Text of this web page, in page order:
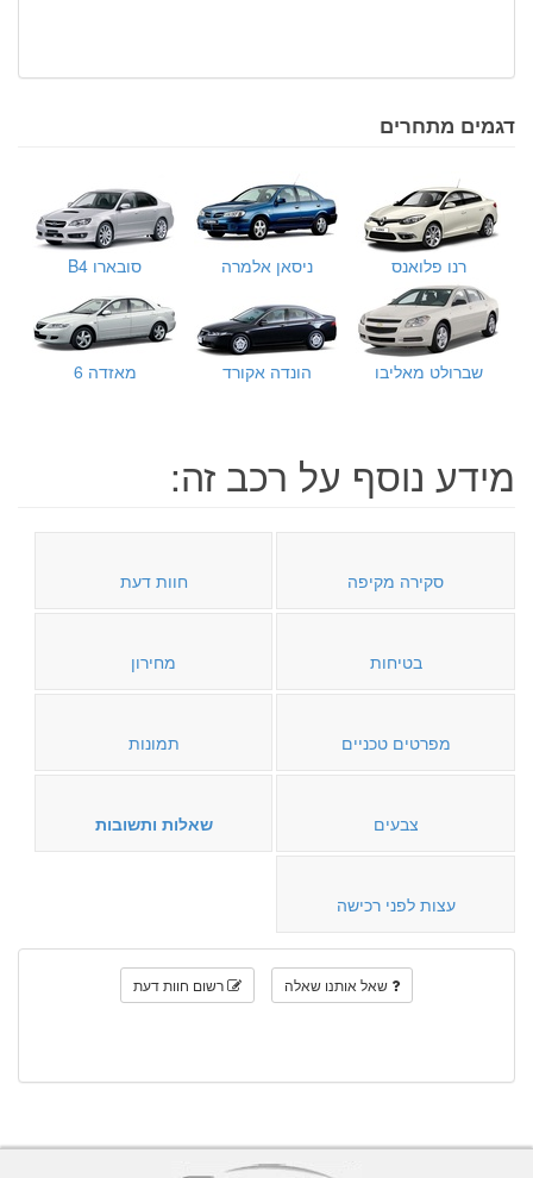
דגמים מתחרים
רנו פלואנס ניסאן אלמרה סובארו B4
שברולט מאליבו הונדה אקורד מאזדה 6
מידע נוסף על רכב זה:
סקירה מקיפה חוות דעת
בטיחות מחירון
מפרטים טכניים תמונות
צבעים שאלות ותשובות
עצות לפני רכישה
שאל אותנו שאלה רשום חוות דעת